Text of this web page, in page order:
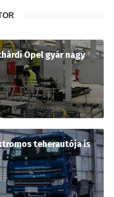
Opel gyár nagy
teherautója is